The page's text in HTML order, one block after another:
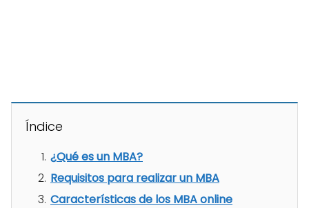
Índice
¿Qué es un MBA?
Requisitos para realizar un MBA
Características de los MBA online